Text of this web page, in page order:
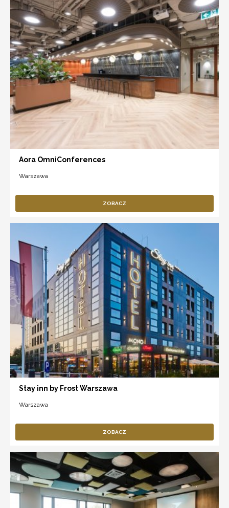
Aora OmniConferences
Warszawa
ZOBACZ
Stay inn by Frost Warszawa
Warszawa
ZOBACZ